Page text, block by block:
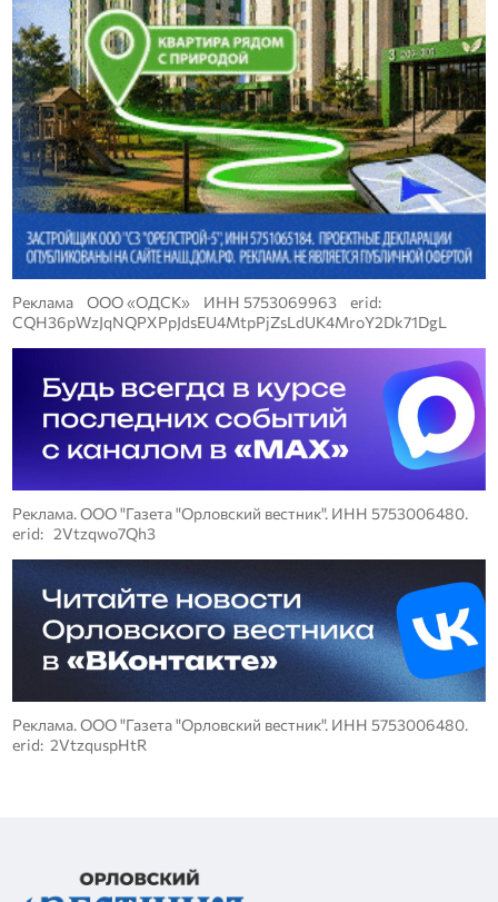
Реклама ООО «ОДСК» ИНН 5753069963 erid:
CQH36pWzJqNQPXPpJdsEU4MtpPjZsLdUK4MroY2Dk71DgL
Реклама. ООО "Газета "Орловский вестник". ИНН 5753006480.
erid: 2Vtzqwo7Qh3
Реклама. ООО "Газета "Орловский вестник". ИНН 5753006480.
erid: 2VtzquspHtR